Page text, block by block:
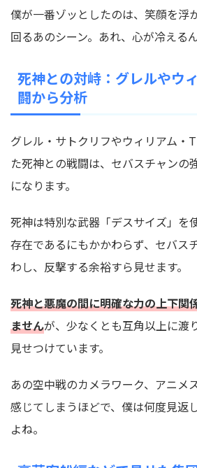
僕が一番ゾッとしたのは、笑顔を浮
回るあのシーン。あれ、心が冷える
死神との対峙：グレルやウ
闘から分析
グレル・サトクリフやウィリアム・
た死神との戦闘は、セバスチャンの
になります。
死神は特別な武器「デスサイズ」を
存在であるにもかかわらず、セバス
わし、反撃する余裕すら見せます。
死神と悪魔の間に明確な力の上下関
ませんが、少なくとも互角以上に渡
見せつけています。
あの空中戦のカメラワーク、アニメ
感じてしまうほどで、僕は何度見返
よね。